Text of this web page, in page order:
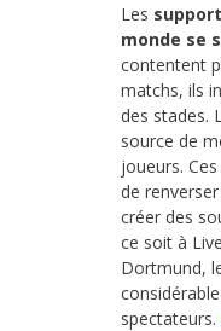
Les
monde se
contentent
matchs, ils
des stades.
source de
joueurs.
de
créer des
ce soit à
Dortmund,
spectateurs.